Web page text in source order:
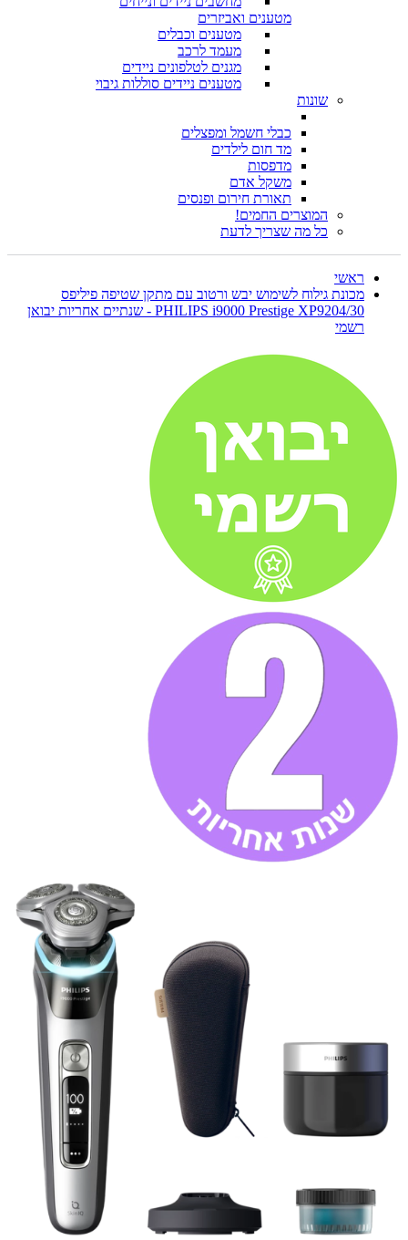
מטענים ואביזרים
מטענים וכבלים
מעמד לרכב
מגנים לטלפונים ניידים
מטענים ניידים סוללות גיבוי
שונות
כבלי חשמל ומפצלים
מד חום לילדים
מדפסות
משקל אדם
תאורת חירום ופנסים
המוצרים החמים!
כל מה שצריך לדעת
ראשי
מכונת גילוח לשימוש יבש ורטוב עם מתקן שטיפה פיליפס
PHILIPS i9000 Prestige XP9204/30 - שנתיים אחריות יבואן
רשמי